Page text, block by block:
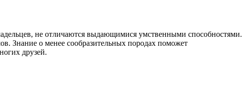
не отличаются выдающимися умственными способностями.
Знание о менее сообразительных породах поможет
друзей.